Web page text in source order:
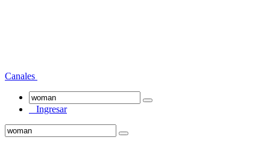
Canales
Ingresar